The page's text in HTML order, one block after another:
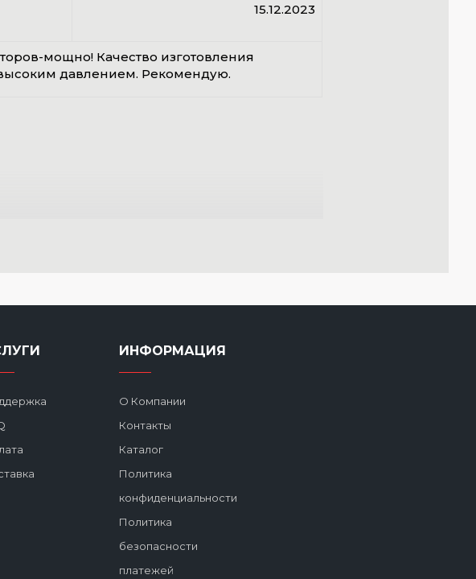
15.12.2023
мощно! Качество изготовления
давлением. Рекомендую.
ИНФОРМАЦИЯ
О Компании
Контакты
Каталог
Политика
конфиденциальности
Политика
безопасности
платежей